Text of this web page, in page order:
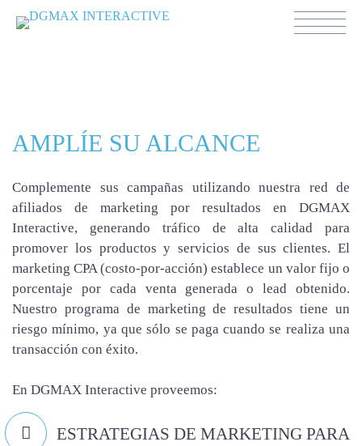
AMPLÍE SU ALCANCE
Complemente sus campañas utilizando nuestra red de
afiliados de marketing por resultados en DGMAX
Interactive, generando tráfico de alta calidad para
promover los productos y servicios de sus clientes. El
marketing CPA (costo-por-acción) establece un valor fijo o
porcentaje por cada venta generada o lead obtenido.
Nuestro programa de marketing de resultados tiene un
riesgo mínimo, ya que sólo se paga cuando se realiza una
transacción con éxito.
En DGMAX Interactive proveemos:

ESTRATEGIAS DE MARKETING PARA